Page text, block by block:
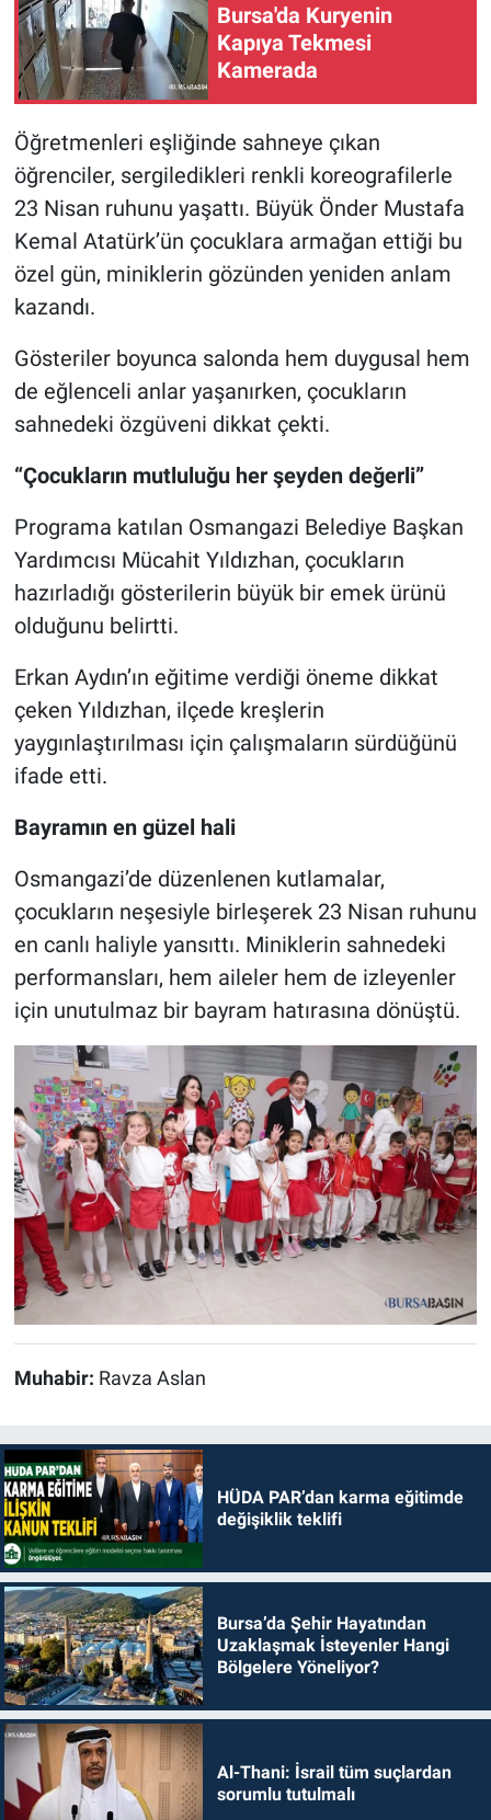
Bursa'da Kuryenin
Kapıya Tekmesi
Kamerada
Öğretmenleri eşliğinde sahneye çıkan
öğrenciler, sergiledikleri renkli koreografilerle
23 Nisan ruhunu yaşattı. Büyük Önder Mustafa
Kemal Atatürk’ün çocuklara armağan ettiği bu
özel gün, miniklerin gözünden yeniden anlam
kazandı.
Gösteriler boyunca salonda hem duygusal hem
de eğlenceli anlar yaşanırken, çocukların
sahnedeki özgüveni dikkat çekti.
“Çocukların mutluluğu her şeyden değerli”
Programa katılan Osmangazi Belediye Başkan
Yardımcısı Mücahit Yıldızhan, çocukların
hazırladığı gösterilerin büyük bir emek ürünü
olduğunu belirtti.
Erkan Aydın’ın eğitime verdiği öneme dikkat
çeken Yıldızhan, ilçede kreşlerin
yaygınlaştırılması için çalışmaların sürdüğünü
ifade etti.
Bayramın en güzel hali
Osmangazi’de düzenlenen kutlamalar,
çocukların neşesiyle birleşerek 23 Nisan ruhunu
en canlı haliyle yansıttı. Miniklerin sahnedeki
performansları, hem aileler hem de izleyenler
için unutulmaz bir bayram hatırasına dönüştü.
Muhabir: Ravza Aslan
HÜDA PAR’dan karma eğitimde
değişiklik teklifi
Bursa’da Şehir Hayatından
Uzaklaşmak İsteyenler Hangi
Bölgelere Yöneliyor?
Al-Thani: İsrail tüm suçlardan
sorumlu tutulmalı